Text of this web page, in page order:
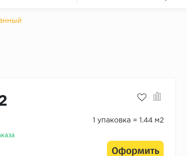
1 упаковка = 1.44 м2